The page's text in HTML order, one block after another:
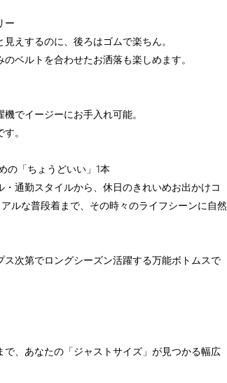
ー
えするのに、後ろはゴムで楽ちん。
ベルトを合わせたお洒落も楽しめます。
でイージーにお手入れ可能。
。
の「ちょうどいい」1本
通勤スタイルから、休日のきれいめお出かけコ
ルな普段着まで、その時々のライフシーンに自然
次第でロングシーズン活躍する万能ボトムスで
、あなたの「ジャストサイズ」が見つかる幅広